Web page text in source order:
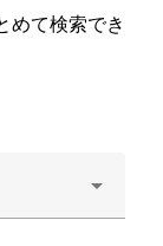
めて検索でき